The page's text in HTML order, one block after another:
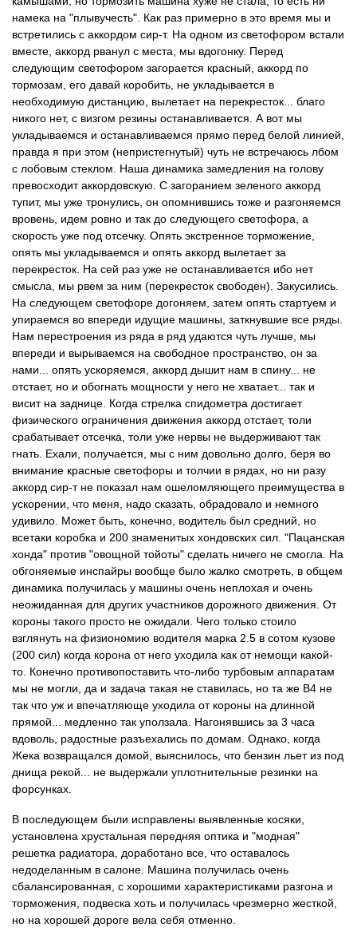
намека на "плывучесть". Как раз примерно в это время мы и
встретились с аккордом сир-т. На одном из светофором встали
вместе, аккорд рванул с места, мы вдогонку. Перед
следующим светофором загорается красный, аккорд по
тормозам, его давай коробить, не укладывается в
необходимую дистанцию, вылетает на перекресток... благо
никого нет, с визгом резины останавливается. А вот мы
укладываемся и останавливаемся прямо перед белой линией,
правда я при этом (непристегнутый) чуть не встречаюсь лбом
с лобовым стеклом. Наша динамика замедления на голову
превосходит аккордовскую. С загоранием зеленого аккорд
тупит, мы уже тронулись, он опомнившись тоже и разгоняемся
вровень, идем ровно и так до следующего светофора, а
скорость уже под отсечку. Опять экстренное торможение,
опять мы укладываемся и опять аккорд вылетает за
перекресток. На сей раз уже не останавливается ибо нет
смысла, мы рвем за ним (перекресток свободен). Закусились.
На следующем светофоре догоняем, затем опять стартуем и
упираемся во впереди идущие машины, заткнувшие все ряды.
Нам перестроения из ряда в ряд удаются чуть лучше, мы
впереди и вырываемся на свободное пространство, он за
нами... опять ускоряемся, аккорд дышит нам в спину... не
отстает, но и обогнать мощности у него не хватает... так и
висит на заднице. Когда стрелка спидометра достигает
физического ограничения движения аккорд отстает, толи
срабатывает отсечка, толи уже нервы не выдерживают так
гнать. Ехали, получается, мы с ним довольно долго, беря во
внимание красные светофоры и толчии в рядах, но ни разу
аккорд сир-т не показал нам ошеломляющего преимущества в
ускорении, что меня, надо сказать, обрадовало и немного
удивило. Может быть, конечно, водитель был средний, но
всетаки коробка и 200 знаменитых хондовских сил. "Пацанская
хонда" против "овощной тойоты" сделать ничего не смогла. На
обгоняемые инспайры вообще было жалко смотреть, в общем
динамика получилась у машины очень неплохая и очень
неожиданная для других участников дорожного движения. От
короны такого просто не ожидали. Чего только стоило
взглянуть на физиономию водителя марка 2.5 в сотом кузове
(200 сил) когда корона от него уходила как от немощи какой-
то. Конечно противопоставить что-либо турбовым аппаратам
мы не могли, да и задача такая не ставилась, но та же B4 не
так что уж и впечатляюще уходила от короны на длинной
прямой... медленно так уползала. Нагонявшись за 3 часа
вдоволь, радостные разъехались по домам. Однако, когда
Жека возвращался домой, выяснилось, что бензин льет из под
днища рекой... не выдержали уплотнительные резинки на
форсунках.
В последующем были исправлены выявленные косяки,
установлена хрустальная передняя оптика и "модная"
решетка радиатора, доработано все, что оставалось
недоделанным в салоне. Машина получилась очень
сбалансированная, с хорошими характеристиками разгона и
торможения, подвеска хоть и получилась чрезмерно жесткой,
но на хорошей дороге вела себя отменно.